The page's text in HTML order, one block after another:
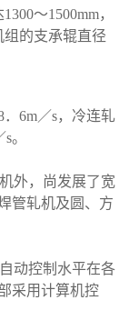
1300～1500mm，
组的支承辊直径
6m／s，冷连轧
。
外，尚发展了宽
管轧机及圆、方
动控制水平在各
采用计算机控